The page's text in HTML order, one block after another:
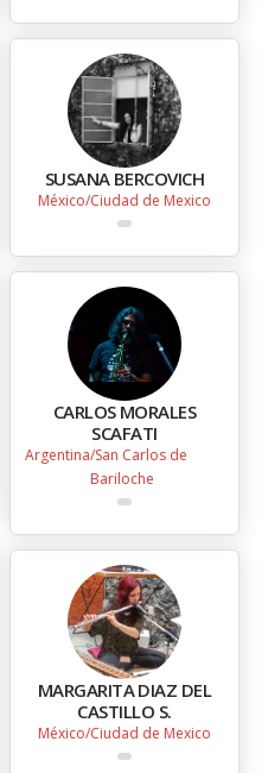
SUSANA BERCOVICH
México Ciudad de Mexico
CARLOS MORALES
SCAFATI
Argentina San Carlos de
Bariloche
MARGARITA DIAZ DEL
CASTILLO S.
México Ciudad de Mexico